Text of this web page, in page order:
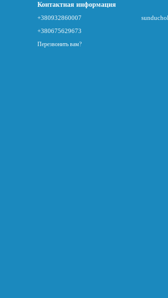
Контактная информация
+380932860007
+380675629673
Перезвонить вам?